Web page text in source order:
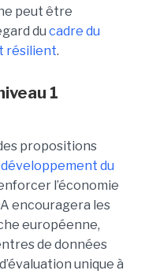
peut être
du cadre du
résilient.
1
propositions
du
l’économie
encouragera les
européenne,
de données
unique à